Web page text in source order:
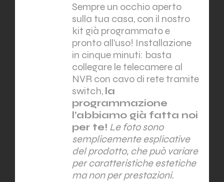
Sempre un occhio aperto
sulla tua casa, con il nostro
kit già programmato e
pronto all’uso! Installazione
in cinque minuti: basta
collegare le telecamere al
NVR con cavo di rete tramite
switch, la
programmazione
l’abbiamo già fatta noi
per te! Le foto sono
semplicemente esplicative
del prodotto, che può variare
per caratteristiche estetiche
ma non per prestazioni.